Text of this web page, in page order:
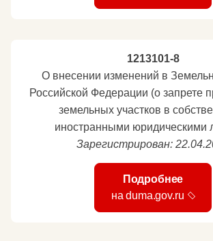
1213101-8
О внесении изменений в
Российской Федерации (о запрете
земельных участков в
иностранными юридическими
Зарегистрирован:
Подробнее
на duma.gov.ru